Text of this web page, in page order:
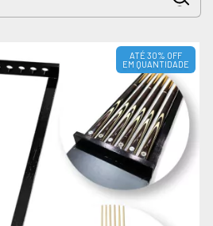
ATÉ 30% OFF
EM QUANTIDADE